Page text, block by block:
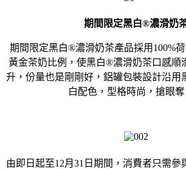
期間限定黑白®濃滑奶
期間限定黑白®濃滑奶茶產品採用100%
黃金茶奶比例，使黑白®濃滑奶茶口感順
升，份量也是剛剛好，鋁罐包裝設計沿用
白配色，型格時尚，搶眼奪
由即日起至12月31日期間，消費者只需